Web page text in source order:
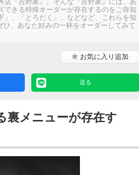
できる特殊オーダーが存在するのをご存知
」、「とろだく」…などなど、これらを知
、あなた好みの一杯をオーダーしてみて
お気に入り追加
送る
裏メニューが存在す